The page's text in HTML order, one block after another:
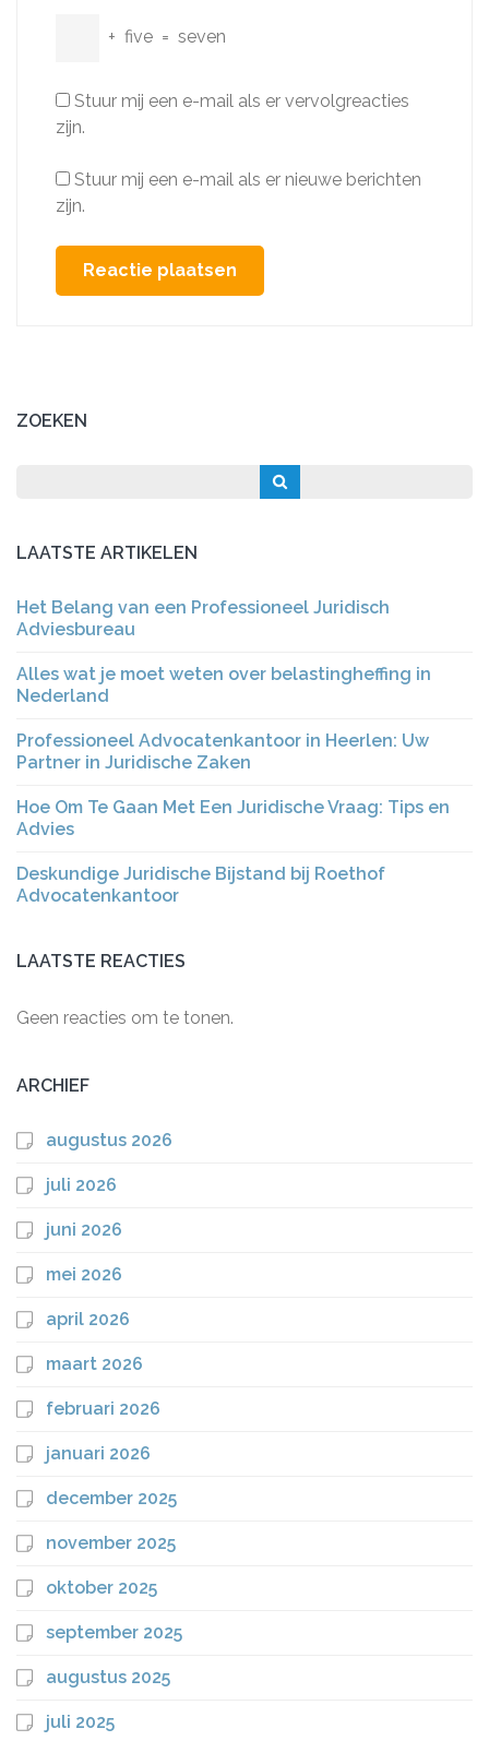
+ five = seven
Stuur mij een e-mail als er vervolgreacties
zijn.
Stuur mij een e-mail als er nieuwe berichten
zijn.
ZOEKEN
LAATSTE ARTIKELEN
Het Belang van een Professioneel Juridisch
Adviesbureau
Alles wat je moet weten over belastingheffing in
Nederland
Professioneel Advocatenkantoor in Heerlen: Uw
Partner in Juridische Zaken
Hoe Om Te Gaan Met Een Juridische Vraag: Tips en
Advies
Deskundige Juridische Bijstand bij Roethof
Advocatenkantoor
LAATSTE REACTIES
Geen reacties om te tonen.
ARCHIEF
augustus 2026
juli 2026
juni 2026
mei 2026
april 2026
maart 2026
februari 2026
januari 2026
december 2025
november 2025
oktober 2025
september 2025
augustus 2025
juli 2025